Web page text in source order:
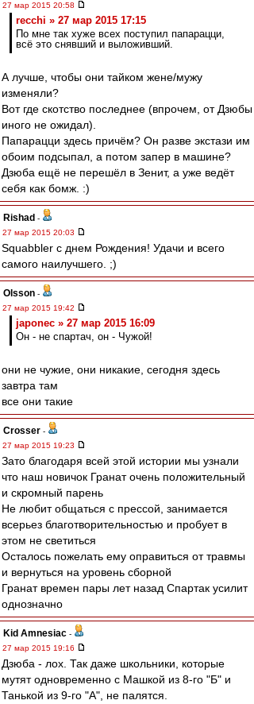
27 мар 2015 20:58
recchi » 27 мар 2015 17:15
По мне так хуже всех поступил папарацци,
всё это снявший и выложивший.
А лучше, чтобы они тайком жене/мужу
изменяли?
Вот где скотство последнее (впрочем, от Дзюбы
иного не ожидал).
Папарацци здесь причём? Он разве экстази им
обоим подсыпал, а потом запер в машине?
Дзюба ещё не перешёл в Зенит, а уже ведёт
себя как бомж. :)
Rishad -
27 мар 2015 20:03
Squabbler с днем Рождения! Удачи и всего
самого наилучшего. ;)
Olsson -
27 мар 2015 19:42
japonec » 27 мар 2015 16:09
Он - не спартач, он - Чужой!
они не чужие, они никакие, сегодня здесь
завтра там
все они такие
Crosser -
27 мар 2015 19:23
Зато благодаря всей этой истории мы узнали
что наш новичок Гранат очень положительный
и скромный парень
Не любит общаться с прессой, занимается
всерьез благотворительностью и пробует в
этом не светиться
Осталось пожелать ему оправиться от травмы
и вернуться на уровень сборной
Гранат времен пары лет назад Спартак усилит
однозначно
Kid Amnesiac -
27 мар 2015 19:16
Дзюба - лох. Так даже школьники, которые
мутят одновременно с Машкой из 8-го "Б" и
Танькой из 9-го "А", не палятся.